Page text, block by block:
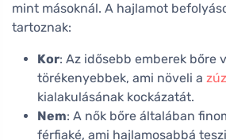
mint másoknál. A hajlamot
tartoznak:
Kor: Az idősebb emberek bőre
törékenyebbek, ami növeli a
kialakulásának kockázatát.
Nem: A nők bőre általában
férfiaké, ami hajlamosabbá